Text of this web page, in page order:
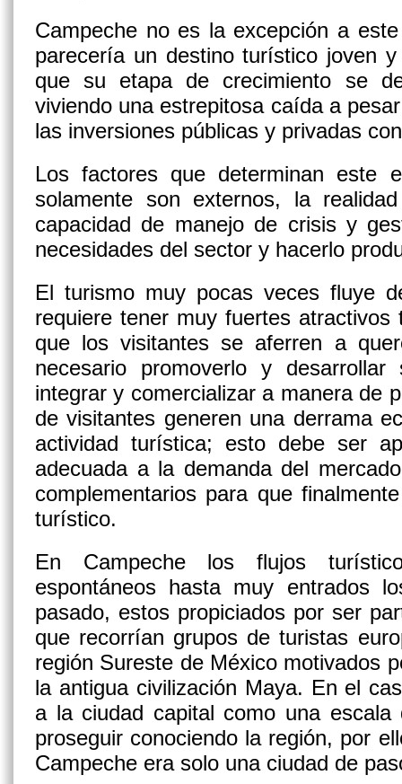
Campeche no es la excepción a
parecería un destino turístico joven
que su etapa de crecimiento se
viviendo una estrepitosa caída a
las inversiones públicas y privadas
Los factores que determinan este
solamente son externos, la
capacidad de manejo de crisis y
necesidades del sector y hacerlo
El turismo muy pocas veces fluye
requiere tener muy fuertes
que los visitantes se aferren a
necesario promoverlo y
integrar y comercializar a manera de
de visitantes generen una derrama
actividad turística; esto debe ser
adecuada a la demanda del
complementarios para que
turístico.
En Campeche los flujos
espontáneos hasta muy entrados
pasado, estos propiciados por ser
que recorrían grupos de turistas
región Sureste de México motivados
la antigua civilización Maya. En el
a la ciudad capital como una escala
proseguir conociendo la región, por
Campeche era solo una ciudad de